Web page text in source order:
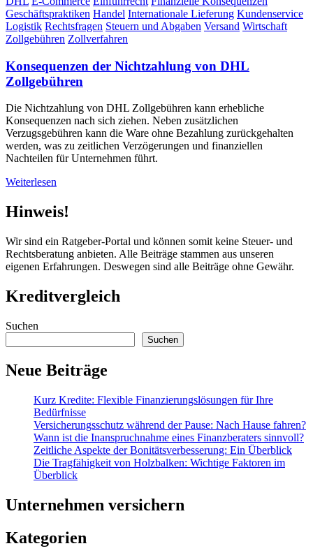
Geschäftspraktiken Handel Internationale Lieferung Kundenservice
Logistik Rechtsfragen Steuern und Abgaben Versand Wirtschaft
Zollgebühren Zollverfahren
Konsequenzen der Nichtzahlung von DHL
Zollgebühren
Die Nichtzahlung von DHL Zollgebühren kann erhebliche
Konsequenzen nach sich ziehen. Neben zusätzlichen
Verzugsgebühren kann die Ware ohne Bezahlung zurückgehalten
werden, was zu zeitlichen Verzögerungen und finanziellen
Nachteilen für Unternehmen führt.
Weiterlesen
Hinweis!
Wir sind ein Ratgeber-Portal und können somit keine Steuer- und
Rechtsberatung anbieten. Alle Beiträge stammen aus unseren
eigenen Erfahrungen. Deswegen sind alle Beiträge ohne Gewähr.
Kreditvergleich
Suchen
Suchen
Neue Beiträge
Kurz Kredite: Flexible Finanzierungslösungen für Ihre
Bedürfnisse
Versicherungsschutz während der Pause: Nach Hause fahren?
Wann ist die Inanspruchnahme eines Finanzberaters sinnvoll?
Zeitliche Aspekte der Bonitätsverbesserung: Ein Überblick
Die Tragfähigkeit von Holzbalken: Wichtige Faktoren im
Überblick
Unternehmen versichern
Kategorien